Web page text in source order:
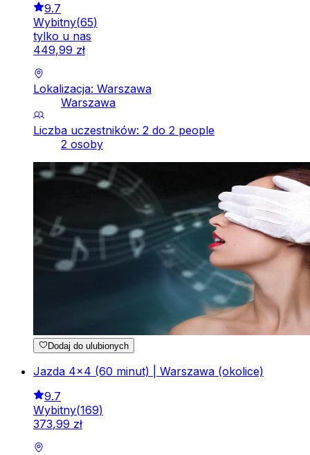
9.7
Wybitny(65)
tylko u nas
449,99 zł
Lokalizacja: Warszawa
Warszawa
Liczba uczestników: 2 do 2 people
2 osoby
Dodaj do ulubionych
Jazda 4x4 (60 minut) | Warszawa (okolice)
9.7
Wybitny(169)
373,99 zł